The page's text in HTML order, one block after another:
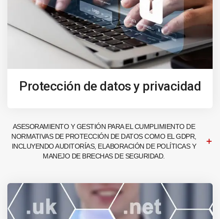
Protección de datos y privacidad
ASESORAMIENTO Y GESTIÓN PARA EL CUMPLIMIENTO DE
NORMATIVAS DE PROTECCIÓN DE DATOS COMO EL GDPR,
INCLUYENDO AUDITORÍAS, ELABORACIÓN DE POLÍTICAS Y
MANEJO DE BRECHAS DE SEGURIDAD.